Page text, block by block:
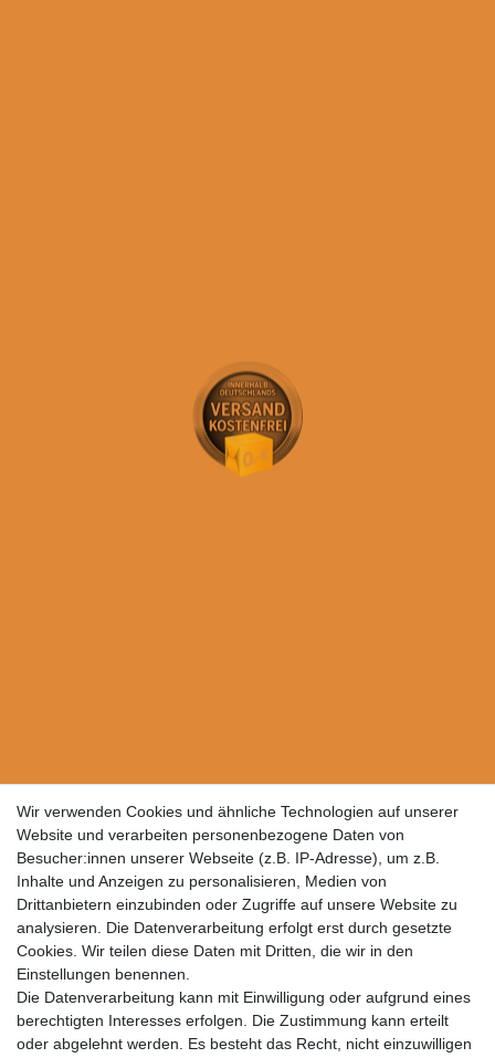
Wir verwenden Cookies und ähnliche Technologien auf unserer
Website und verarbeiten personenbezogene Daten von
Besucher:innen unserer Webseite (z.B. IP-Adresse), um z.B.
Inhalte und Anzeigen zu personalisieren, Medien von
Drittanbietern einzubinden oder Zugriffe auf unsere Website zu
analysieren. Die Datenverarbeitung erfolgt erst durch gesetzte
Cookies. Wir teilen diese Daten mit Dritten, die wir in den
Einstellungen benennen.
Die Datenverarbeitung kann mit Einwilligung oder aufgrund eines
berechtigten Interesses erfolgen. Die Zustimmung kann erteilt
oder abgelehnt werden. Es besteht das Recht, nicht einzuwilligen